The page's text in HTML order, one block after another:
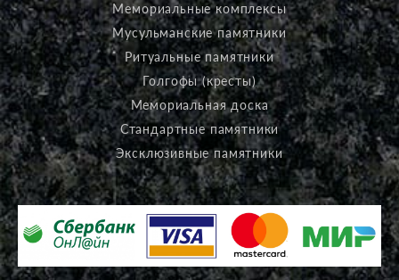
Мемориальные комплексы
Мусульманские памятники
Ритуальные памятники
Голгофы (кресты)
Мемориальная доска
Стандартные памятники
Эксклюзивные памятники